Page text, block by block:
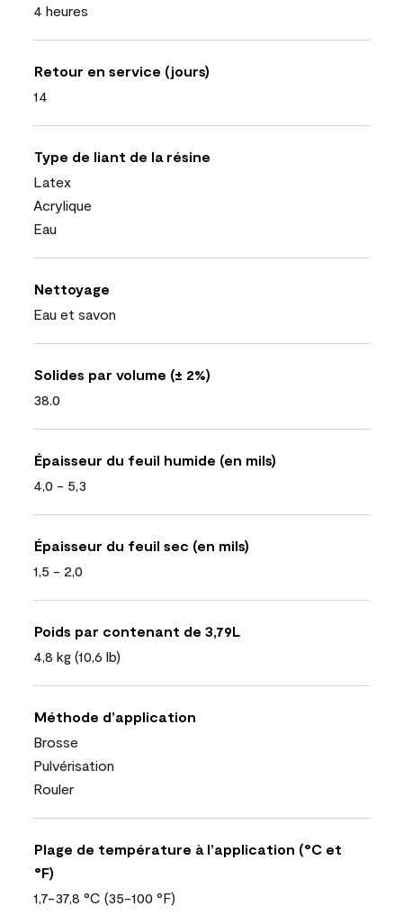
4 heures
Retour en service (jours)
14
Type de liant de la résine
Latex
Acrylique
Eau
Nettoyage
Eau et savon
Solides par volume (± 2%)
38.0
Épaisseur du feuil humide (en mils)
4,0 - 5,3
Épaisseur du feuil sec (en mils)
1,5 - 2,0
Poids par contenant de 3,79L
4,8 kg (10,6 lb)
Méthode d’application
Brosse
Pulvérisation
Rouler
Plage de température à l’application (°C et
°F)
1,7-37,8 °C (35-100 °F)